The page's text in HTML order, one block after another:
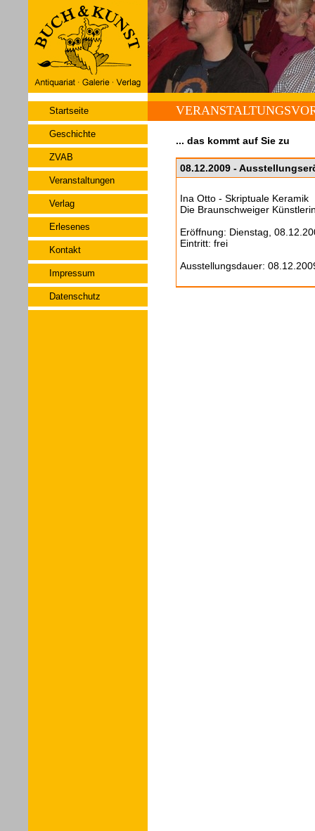
Startseite
Geschichte
ZVAB
Veranstaltungen
Verlag
Erlesenes
Kontakt
Impressum
Datenschutz
... das kommt auf Sie zu
08.12.2009 -
Ina Otto - Skriptuale Keramik
Die Braunschweiger
Eröffnung: Dienstag,
Eintritt: frei
Ausstellungsdauer: